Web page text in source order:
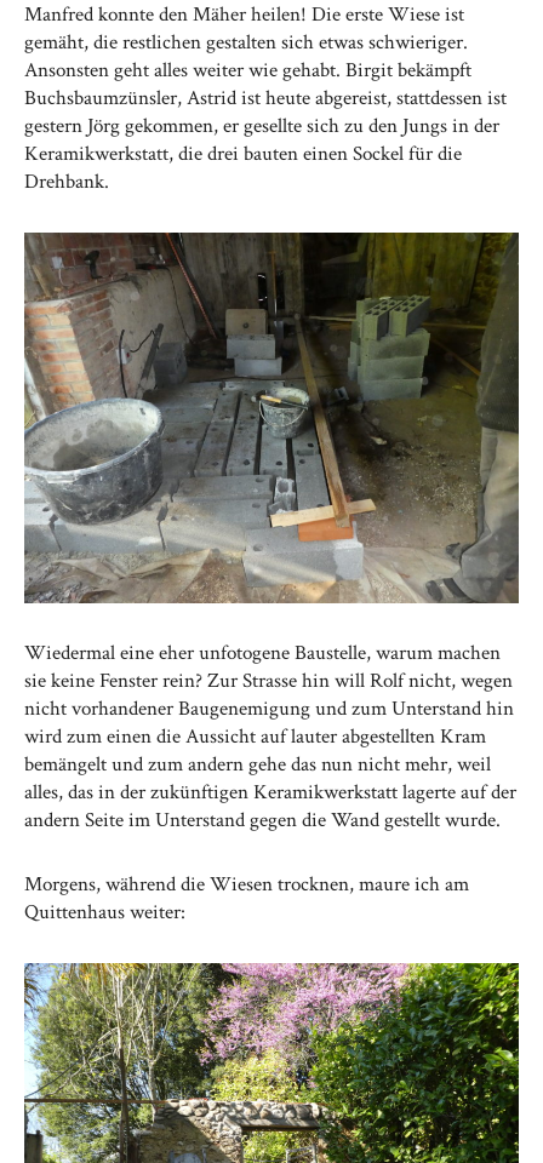
Manfred konnte den Mäher heilen! Die erste Wiese ist
gemäht, die restlichen gestalten sich etwas schwieriger.
Ansonsten geht alles weiter wie gehabt. Birgit bekämpft
Buchsbaumzünsler, Astrid ist heute abgereist, stattdessen ist
gestern Jörg gekommen, er gesellte sich zu den Jungs in der
Keramikwerkstatt, die drei bauten einen Sockel für die
Drehbank.
Wiedermal eine eher unfotogene Baustelle, warum machen
sie keine Fenster rein? Zur Strasse hin will Rolf nicht, wegen
nicht vorhandener Baugenemigung und zum Unterstand hin
wird zum einen die Aussicht auf lauter abgestellten Kram
bemängelt und zum andern gehe das nun nicht mehr, weil
alles, das in der zukünftigen Keramikwerkstatt lagerte auf der
andern Seite im Unterstand gegen die Wand gestellt wurde.
Morgens, während die Wiesen trocknen, maure ich am
Quittenhaus weiter: